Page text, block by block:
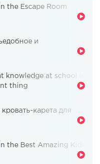
the Escape Room
и
knowledge at school is
thing
карета для
the Best Amazing Kids